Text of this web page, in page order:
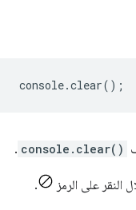
console.clear();
console.clear()
.
النقر على الرمز .